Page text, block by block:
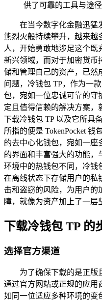
供了可靠的工具与途径
在当今数字化金融迅猛
熊烈火般持续攀升，越来越
人，开始勇敢地涉足这个既
新兴领域，而对于加密货币
储和管理自己的资产，已然
问题，冷钱包 TP，作为一
包，宛如一位忠诚可靠的守
定且值得信赖的解决方案，
下载冷钱包 TP 以及它所具
所指的便是 TokenPocket
的去中心化钱包，宛如一座
的界面和丰富强大的功能，
环境中的热钱包不同，冷钱
在离线状态下存储用户的私
击和盗窃的风险，为用户的
障，就像为资产加上了一层
下载冷钱包 TP 的
选择官方渠道
为了确保下载的是正版
通过官方网站或正规的应用
如同一位适应多种环境的变